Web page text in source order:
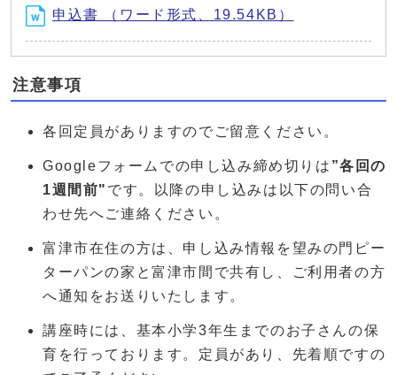
申込書 （ワード形式、19.54KB）
注意事項
各回定員がありますのでご留意ください。
Googleフォームでの申し込み締め切りは ”各回の
1週間前" です。以降の申し込みは以下の問い合
わせ先へご連絡ください。
富津市在住の方は、申し込み情報を望みの門ピー
ターパンの家と富津市間で共有し、ご利用者の方
へ通知をお送りいたします。
講座時には、基本小学3年生までのお子さんの保
育を行っております。定員があり、先着順ですの